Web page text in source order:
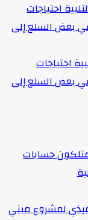
احتياجات
بعض السلع إلى
يمتلكون حسابات